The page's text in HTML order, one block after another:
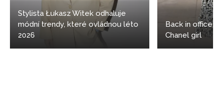
Chcete navíc dostávat i další zajímavé a exkluzivní
informace od našich partnerů? Pokud souhlasíte se
zpracováním údajů k tomuto účelu podle
Zásad ochrany
, zaškrtněte toto pole.
Stylista Łukasz Witek odhaluje
módní trendy, které ovládnou léto
2026
Back in office:
Chanel girl